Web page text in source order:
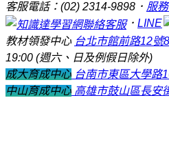
客服電話：(02) 2314-9898． 服
． LINE
教材領發中心 台北市館前路12號
19:00 (週六、日及例假日除外)
成大育成中心 台南市東區大學路
中山育成中心 高雄市鼓山區長安